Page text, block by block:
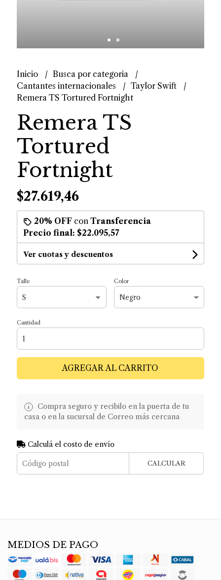
Inicio
Busca por categoria
Cantantes internacionales
Taylor Swift
Remera TS Tortured Fortnight
Remera TS
Tortured
Fortnight
$27.619,46
20% OFFcon Transferencia
Precio final: $22.095,57
Ver cuotas y descuentos
Talle Color
Cantidad
AGREGAR AL CARRITO
Compra seguro y recibilo en la puerta de tu
casa o en la sucursal de Correo más cercana
Calculá el costo de envío
CALCULAR
MEDIOS DE PAGO